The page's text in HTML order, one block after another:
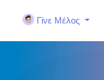
Γίνε Μέλος